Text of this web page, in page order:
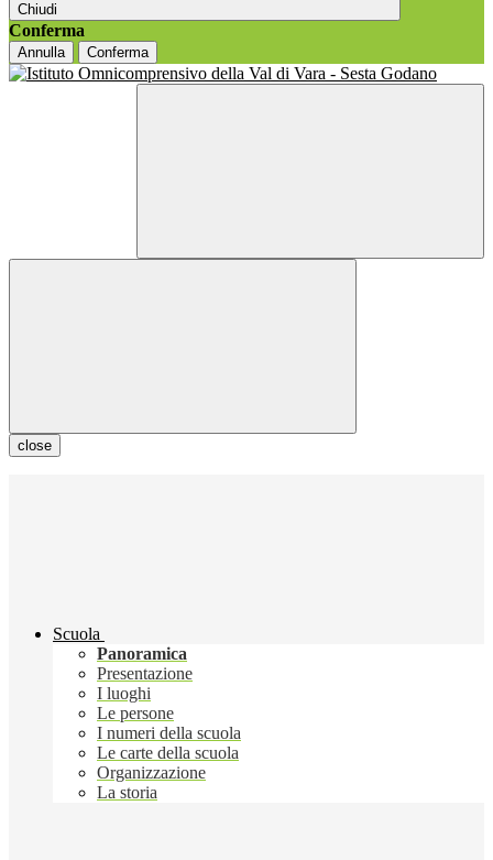
Chiudi
Conferma
Annulla Conferma
close
Scuola
Panoramica
Presentazione
I luoghi
Le persone
I numeri della scuola
Le carte della scuola
Organizzazione
La storia